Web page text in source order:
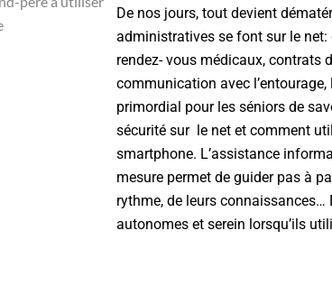
De nos jours, tout devient
administratives se font sur le net:
rendez- vous médicaux, contrats
communication avec
primordial pour les séniors de
sécurité sur le net et comment
smartphone. L’assistance
mesure permet de guider pas à
rythme, de leurs connaissances…
autonomes et serein lorsqu’ils